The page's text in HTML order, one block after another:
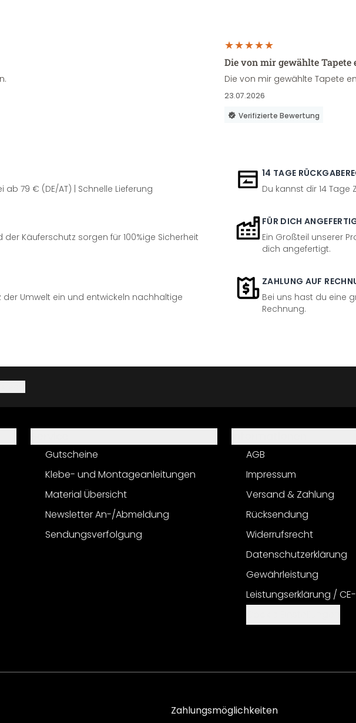
Die von mir gewählte
Die von mir gewählte Tapete
23.07.2026
Verifizierte Bewertung
79 € (DE/AT) | Schnelle Lieferung
14 TAGE
Du kannst dir 14
Käuferschutz sorgen für 100%ige Sicherheit
FÜR DICH
Ein Großteil unserer
dich angefertigt.
der Umwelt ein und entwickeln nachhaltige
ZAHLUNG AUF
Bei uns hast du eine
Rechnung.
Gutscheine
Klebe- und Montageanleitungen
Material Übersicht
Newsletter An-/Abmeldung
Sendungsverfolgung
AGB
Impressum
Versand & Zahlung
Rücksendung
Widerrufsrecht
Datenschutzerklärung
Gewährleistung
Leistungserklärung /
Zahlungsmöglichkeiten